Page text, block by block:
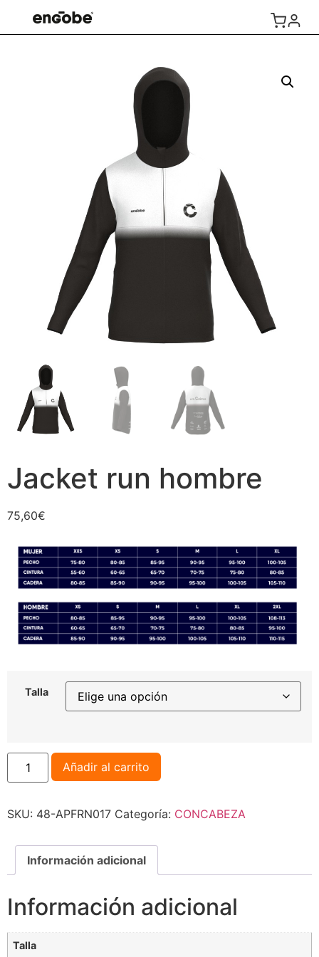
Jacket run hombre
75,60€
Talla
Añadir al carrito
SKU: 48-APFRN017 Categoría: CONCABEZA
Información adicional
Información adicional
Talla